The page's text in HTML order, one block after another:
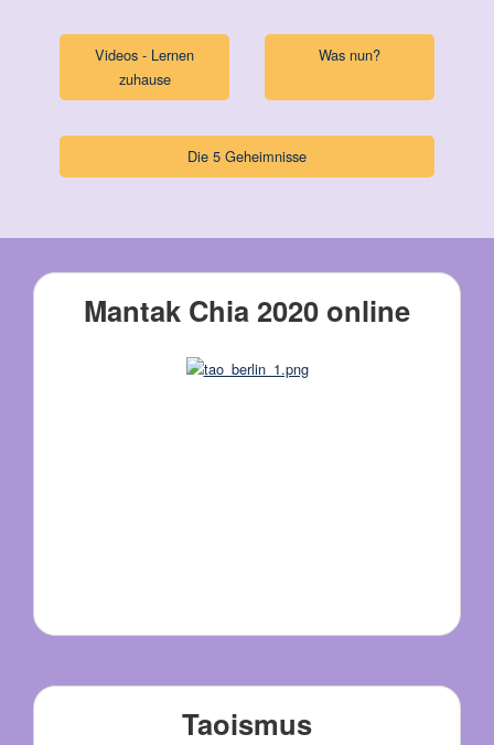
Videos - Lernen
zuhause
Was nun?
Die 5 Geheimnisse
Mantak Chia 2020 online
Taoismus